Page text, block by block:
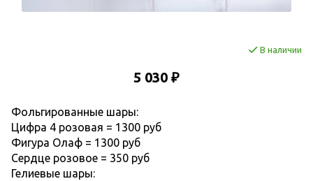
В наличии
5 030 ₽
Фольгированные шары:
Цифра 4 розовая = 1300 руб
Фигура Олаф = 1300 руб
Сердце розовое = 350 руб
Гелиевые шары: